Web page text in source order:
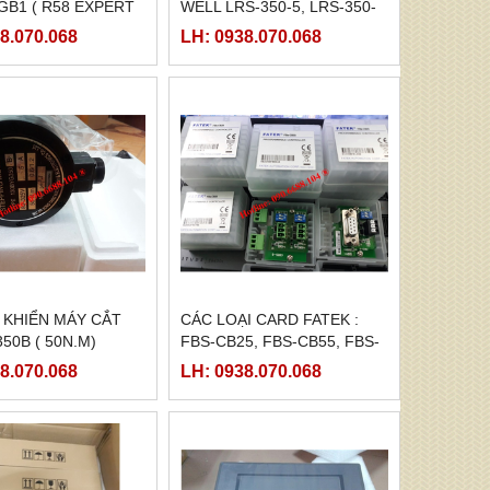
( R58 EXPERT
WELL LRS-350-5, LRS-350-
12, LRS-350-24, LRS-350-36,
LH: 0938.070.068
MÁY CẮT
( 50N.M)
CÁC LOẠI CARD FATEK :
FBS-CB25, FBS-CB55, FBS-
CB2, FBS-CB5
LH: 0938.070.068